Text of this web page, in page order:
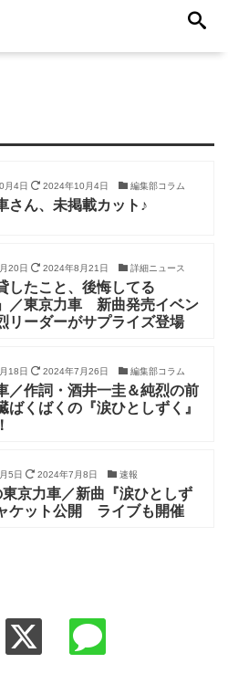
月4日 2024年10月4日 編集部コラム
さん、未掲載カット♪
20日 2024年8月21日 詳細ニュース
したこと、後悔してる
／東京力車 新曲発売イベン
リーダーがサプライズ登場
18日 2024年7月26日 編集部コラム
／作詞・酒井一圭＆純烈の前
ばくばくの『涙ひとしずく』
5日 2024年7月8日 速報
京力車／新曲『涙ひとしず
ケット公開 ライブも開催